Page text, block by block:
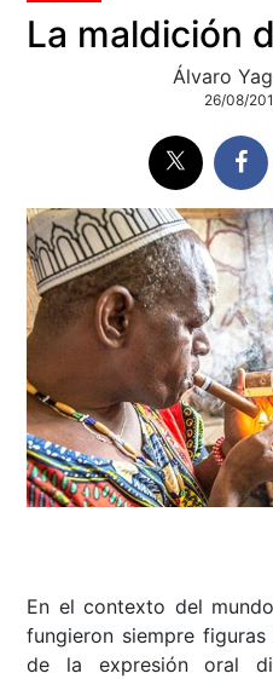
La maldición
Álvaro
26/08/
En el contexto del
fungieron siempre
de la expresión oral